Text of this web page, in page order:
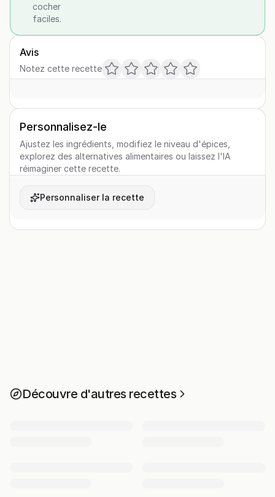
cocher
faciles.
Avis
Notez cette recette
Personnalisez-le
Ajustez les ingrédients, modifiez le niveau d'épices,
explorez des alternatives alimentaires ou laissez l'IA
réimaginer cette recette.
Personnaliser la recette
Découvre d'autres recettes